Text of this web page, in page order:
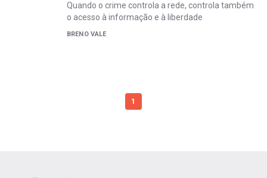
Quando o crime controla a rede, controla também
o acesso à informação e à liberdade
BRENO VALE
1